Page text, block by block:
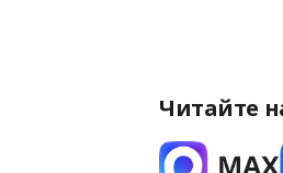
Читайте